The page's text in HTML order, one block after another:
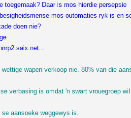
toegemaak? Daar is mos hierdie persepsie
mos outomaties ryk is en
doen nie?
wapen verkoop nie. 80% van die
verbasing is omdat 'n swart vrouegroep wil
aansoeke weggewys is.